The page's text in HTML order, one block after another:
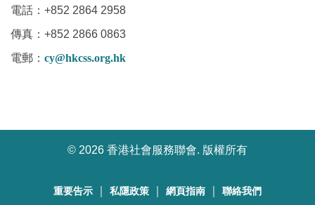
電話：+852 2864 2958
傳真：+852 2866 0863
電郵： cy@hkcss.org.hk
© 2026 香港社會服務聯會. 版權所有
重要告示 私隱政策 網頁指南 聯絡我們